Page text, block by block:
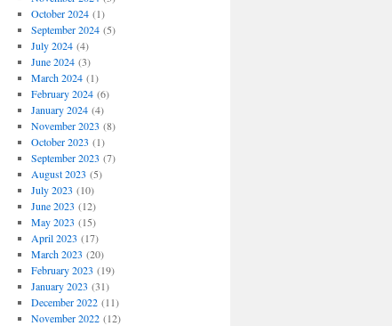
October 2024(1)
September 2024(5)
July 2024(4)
June 2024(3)
March 2024(1)
February 2024(6)
January 2024(4)
November 2023 (8)
October 2023 (1)
September 2023 (7)
August 2023 (5)
July 2023 (10)
June 2023 (12)
May 2023 (15)
April 2023 (17)
March 2023 (20)
February 2023 (19)
January 2023 (31)
December 2022(11)
November 2022(12)